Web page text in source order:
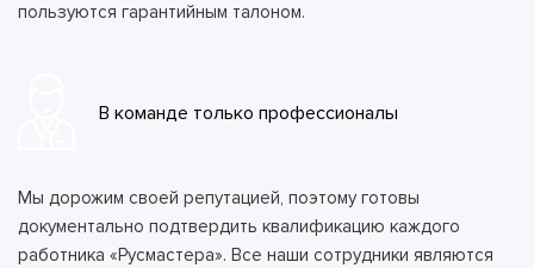
пользуются гарантийным талоном.
В команде только профессионалы
Мы дорожим своей репутацией, поэтому готовы
документально подтвердить квалификацию каждого
работника «Русмастера». Все наши сотрудники являются